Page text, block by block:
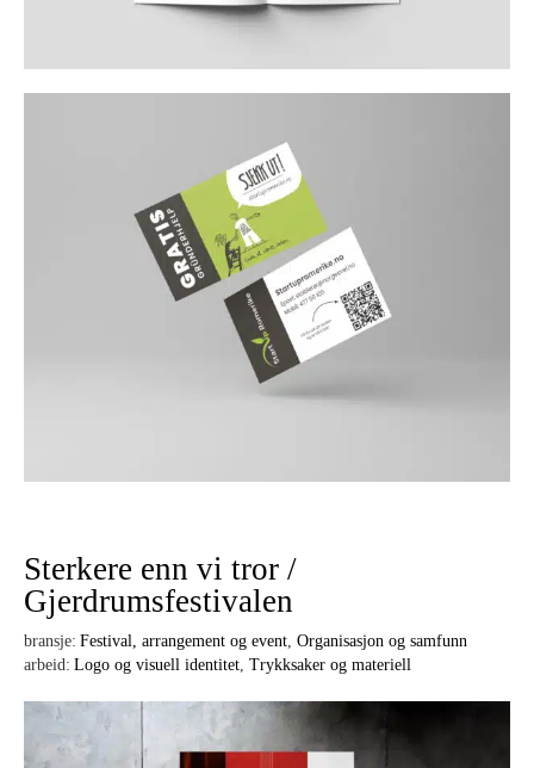
Sterkere enn vi tror /
Gjerdrumsfestivalen
bransje: Festival, arrangement og event, Organisasjon og samfunn
arbeid: Logo og visuell identitet, Trykksaker og materiell